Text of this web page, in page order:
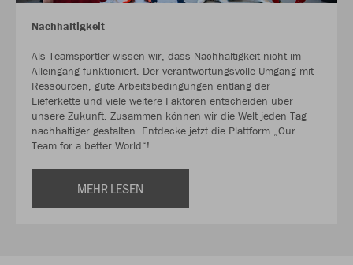
Nachhaltigkeit
Als Teamsportler wissen wir, dass Nachhaltigkeit nicht im
Alleingang funktioniert. Der verantwortungsvolle Umgang mit
Ressourcen, gute Arbeitsbedingungen entlang der
Lieferkette und viele weitere Faktoren entscheiden über
unsere Zukunft. Zusammen können wir die Welt jeden Tag
nachhaltiger gestalten. Entdecke jetzt die Plattform „Our
Team for a better World“!
MEHR LESEN